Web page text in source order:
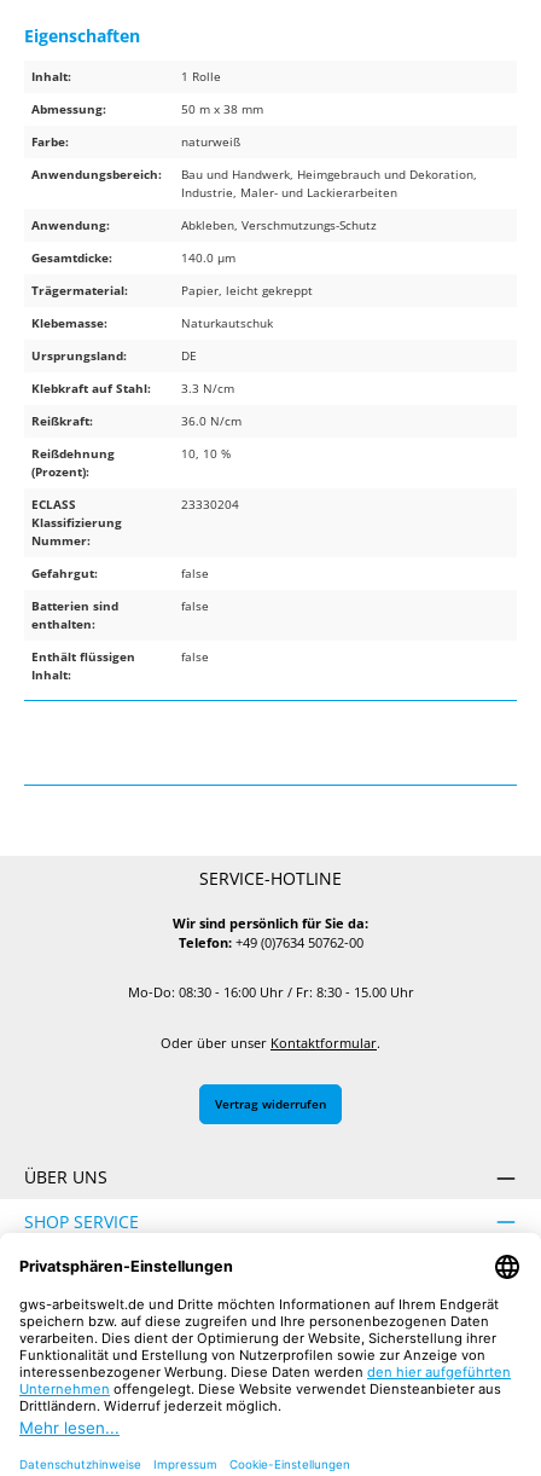
Eigenschaften
Inhalt:
1 Rolle
Abmessung:
50 m x 38 mm
Farbe:
naturweiß
Anwendungsbereich:
Bau und Handwerk, Heimgebrauch und Dekoration,
Industrie, Maler- und Lackierarbeiten
Anwendung:
Abkleben, Verschmutzungs-Schutz
Gesamtdicke:
140.0 µm
Trägermaterial:
Papier, leicht gekreppt
Klebemasse:
Naturkautschuk
Ursprungsland:
DE
Klebkraft auf Stahl:
3.3 N/cm
Reißkraft:
36.0 N/cm
Reißdehnung
(Prozent):
10, 10 %
ECLASS
Klassifizierung
Nummer:
23330204
Gefahrgut:
false
Batterien sind
enthalten:
false
Enthält flüssigen
Inhalt:
false
SERVICE-HOTLINE
Wir sind persönlich für Sie da:
Telefon:+49 (0)7634 50762-00
Mo-Do: 08:30 - 16:00 Uhr / Fr: 8:30 - 15.00 Uhr
Oder über unser Kontaktformular.
Vertrag widerrufen
ÜBER UNS
SHOP SERVICE
INFORMATION
SICHER EINKAUFEN
UNSERE COMMUNITIES
FacebookInstagramYouTube